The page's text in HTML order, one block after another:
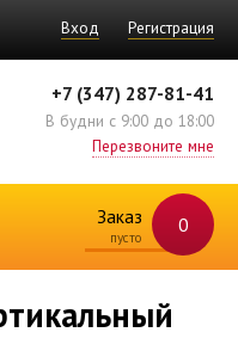
Вход Регистрация
+7 (347) 287-81-41
В будни с 9:00 до 18:00
Перезвоните мне
Заказ 0
пусто